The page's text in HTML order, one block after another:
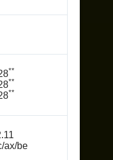
**
**
**
ax/be